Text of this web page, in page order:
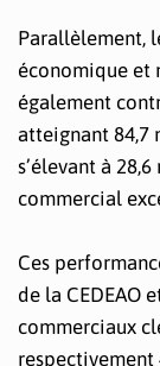
Parallèlement,
économique et
également
atteignant 84,7
s’élevant à
commercial
Ces
de la CEDEAO
commerciaux
respectivement